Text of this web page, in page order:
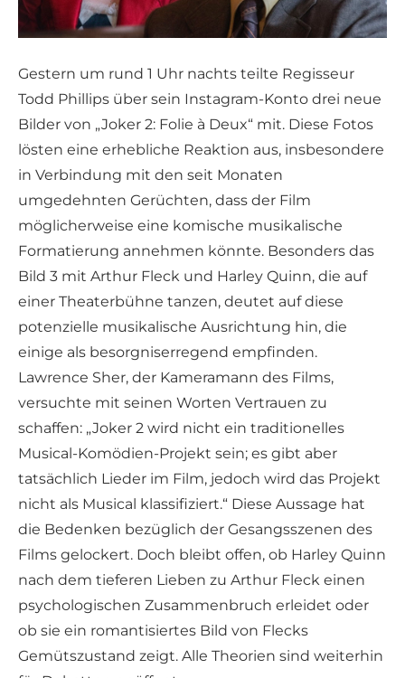
Gestern um rund 1 Uhr nachts teilte Regisseur
Todd Phillips über sein Instagram-Konto drei neue
Bilder von „Joker 2: Folie à Deux“ mit. Diese Fotos
lösten eine erhebliche Reaktion aus, insbesondere
in Verbindung mit den seit Monaten
umgedehnten Gerüchten, dass der Film
möglicherweise eine komische musikalische
Formatierung annehmen könnte. Besonders das
Bild 3 mit Arthur Fleck und Harley Quinn, die auf
einer Theaterbühne tanzen, deutet auf diese
potenzielle musikalische Ausrichtung hin, die
einige als besorgniserregend empfinden.
Lawrence Sher, der Kameramann des Films,
versuchte mit seinen Worten Vertrauen zu
schaffen: „Joker 2 wird nicht ein traditionelles
Musical-Komödien-Projekt sein; es gibt aber
tatsächlich Lieder im Film, jedoch wird das Projekt
nicht als Musical klassifiziert.“ Diese Aussage hat
die Bedenken bezüglich der Gesangsszenen des
Films gelockert. Doch bleibt offen, ob Harley Quinn
nach dem tieferen Lieben zu Arthur Fleck einen
psychologischen Zusammenbruch erleidet oder
ob sie ein romantisiertes Bild von Flecks
Gemütszustand zeigt. Alle Theorien sind weiterhin